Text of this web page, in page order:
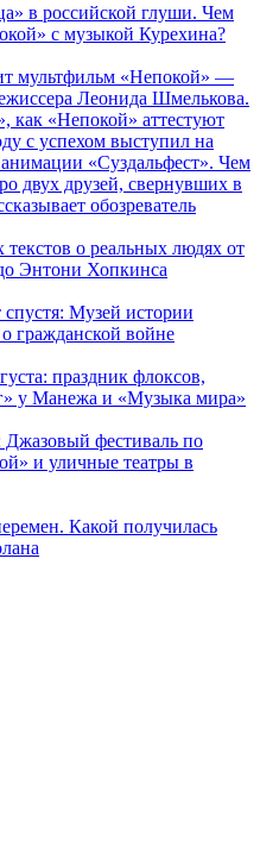
в российской глуши. Чем
с музыкой Курехина?
мультфильм «Непокой» —
Леонида Шмелькова.
«Непокой» аттестуют
с успехом выступил на
«Суздальфест». Чем
двух друзей, свернувших в
обозреватель
о реальных людях от
Энтони Хопкинса
Музей истории
гражданской войне
праздник флоксов,
у Манежа и «Музыка мира»
фестиваль по
и уличные театры в
Какой получилась